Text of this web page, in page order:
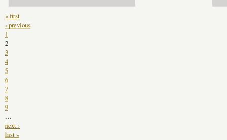
« first
‹ previous
1
2
3
4
5
6
7
8
9
…
next ›
last »